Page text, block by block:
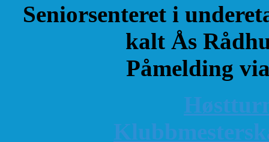
Seniorsenteret i
kalt Ås
Påmelding
K